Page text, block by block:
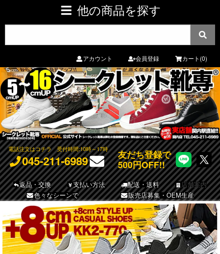
アカウント 会員登録 カート(0)
電話注文はコチラ受付時間:10時～17時
045-211-6989
友だち登録で
500円OFF!!
返品・交換 支払い方法 配送・送料
店舗案内
色々なシーンで
販売店募集・OEM生産
他の商品を探す